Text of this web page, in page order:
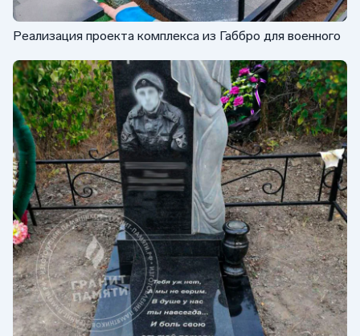
Реализация проекта комплекса из Габбро для военного